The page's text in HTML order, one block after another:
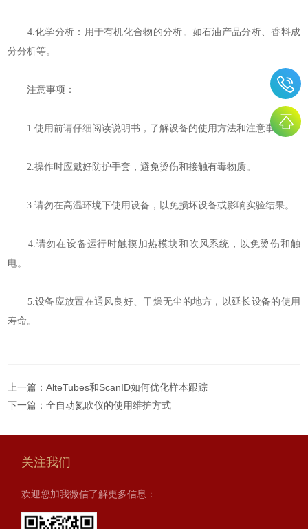
4.化学分析：用于有机化合物的分析。如石油产品分析、香料成
分分析等。
注意事项：
1.使用前请仔细阅读说明书，了解设备的使用方法和注意事项。
2.操作时应戴好防护手套，避免烫伤和接触有毒物质。
3.请勿在高温环境下使用设备，以免损坏设备或影响实验结果。
4.请勿在设备运行时触摸加热模块和吹风系统，以免烫伤和触
电。
5.设备应放置在通风良好、干燥无尘的地方，以延长设备的使用
寿命。
上一篇：AlteTubes和ScanID如何优化样本跟踪
下一篇：全自动氮吹仪的使用维护方式
关注我们
欢迎您加我微信了解更多信息：